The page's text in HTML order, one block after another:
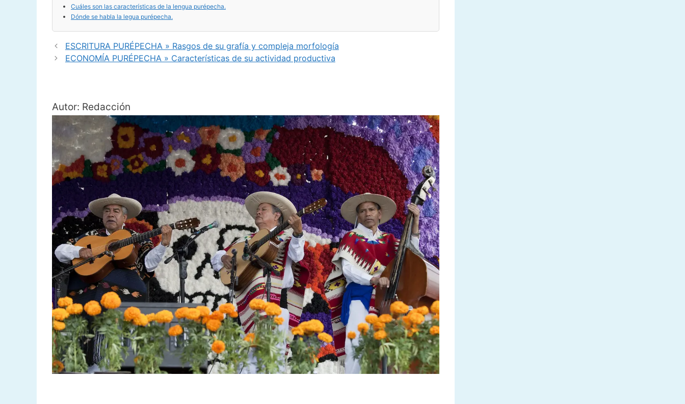
Cuáles son las características de la lengua purépecha.
Dónde se habla la legua purépecha.
ESCRITURA PURÉPECHA » Rasgos de su grafía y compleja morfología
ECONOMÍA PURÉPECHA » Características de su actividad productiva
Autor: Redacción